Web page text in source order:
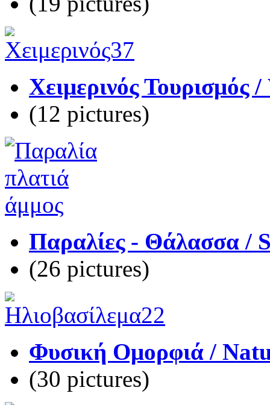
Χειμερινός
(12 pictures)
Παραλίες - Θάλασσα /
(26 pictures)
Φυσική Ομορφιά /
(30 pictures)